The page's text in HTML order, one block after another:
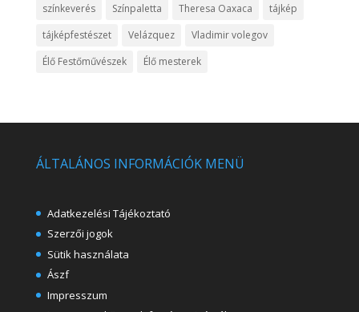
színkeverés
Színpaletta Theresa Oaxaca
tájkép
tájképfestészet
Velázquez
Vladimir volegov
Élő Festőművészek
Élő mesterek
ÁLTALÁNOS INFORMÁCIÓK MENÜ
Adatkezelési Tájékoztató
Szerzői jogok
Sütik használata
Ászf
Impresszum